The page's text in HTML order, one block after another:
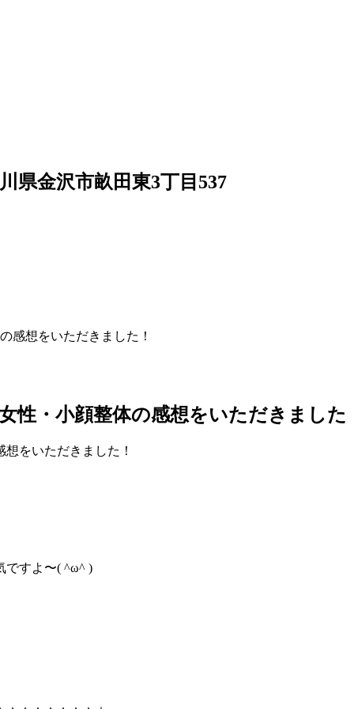
県金沢市畝田東3丁目537
想をいただきました！
・小顔整体の感想をいただきました
ですよ〜( ^ω^ )